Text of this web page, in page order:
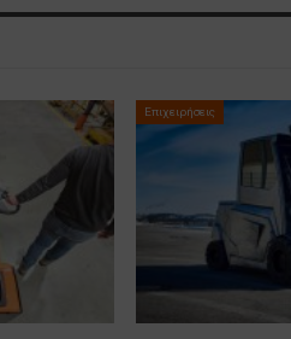
Επιχειρήσεις